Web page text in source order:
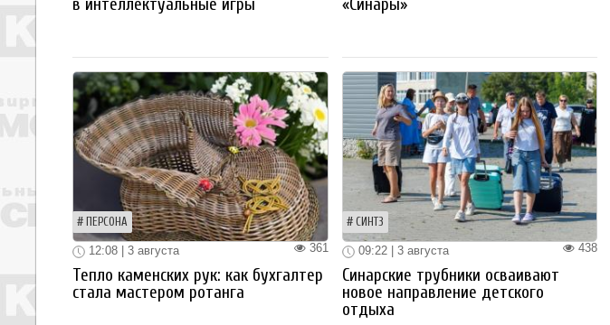
в интеллектуальные игры
«Синары»
ПЕРСОНА
361
12:08 | 3 августа
Тепло каменских рук: как бухгалтер
стала мастером ротанга
СИНТЗ
438
09:22 | 3 августа
Синарские трубники осваивают
новое направление детского
отдыха